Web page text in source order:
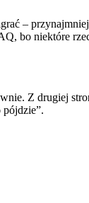
–
bo niektóre
Z drugiej
pójdzie”.